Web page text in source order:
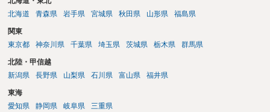
北海道
青森県 岩手県 宮城県 秋田県 山形県 福島県
関東
東京都
神奈川県 千葉県 埼玉県 茨城県 栃木県 群馬県
北陸・甲信越
新潟県
長野県 山梨県 石川県 富山県 福井県
東海
愛知県
静岡県 岐阜県 三重県